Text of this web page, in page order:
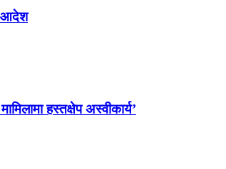
आदेश
हस्तक्षेप अस्वीकार्य’